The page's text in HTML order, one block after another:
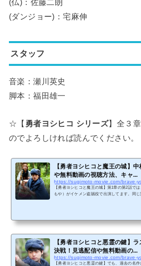
(仏)：佐藤二朗
(ダンジョー)：宅麻伸
スタッフ
音楽：瀬川英史
脚本：福田雄一
☆【 勇者ヨシヒコ シリーズ】全３
のでよろしければ読んでください。
【勇者ヨシヒコと魔王の城】
や無料動画の視聴方法、キャ...
https://sugimoto-movie.com/brave-
【勇者ヨシヒコと魔王の城】第1章の第2話で
もや）がイケメン盗賊役で出演してます。同
シリーズ】はU-NEXTで配信中で全シリーズ
なし）となっています。U-NEXT「３１日間無
【勇者ヨシヒコと悪霊の鍵】
決戦！見逃配信や無料動画の...
https://sugimoto-movie.com/brave-
【勇者ヨシヒコと悪霊の鍵】でも、過去の名